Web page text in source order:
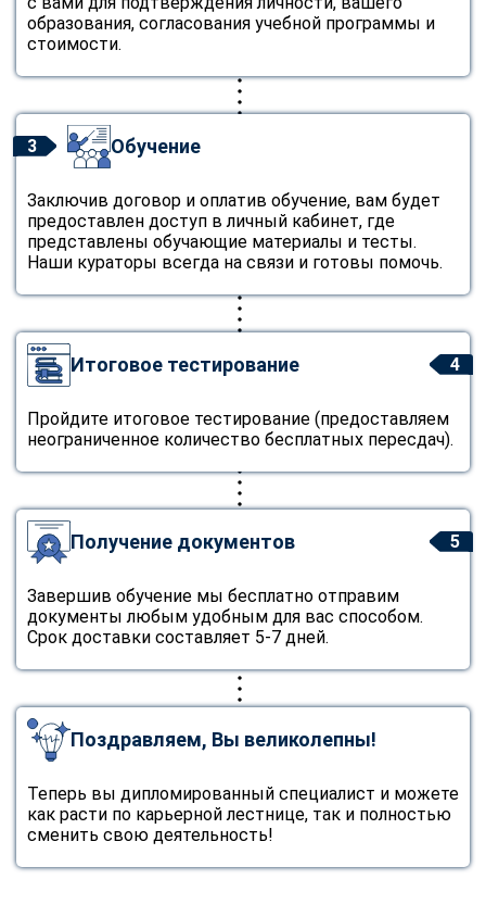
образования, согласования учебной программы и
стоимости.
3 Обучение
Заключив договор и оплатив обучение, вам будет
предоставлен доступ в личный кабинет, где
представлены обучающие материалы и тесты.
Наши кураторы всегда на связи и готовы помочь.
4
Итоговое тестирование
Пройдите итоговое тестирование (предоставляем
неограниченное количество бесплатных пересдач).
5
Получение документов
Завершив обучение мы бесплатно отправим
документы любым удобным для вас способом.
Срок доставки составляет 5-7 дней.
Поздравляем, Вы великолепны!
Теперь вы дипломированный специалист и можете
как расти по карьерной лестнице, так и полностью
сменить свою деятельность!